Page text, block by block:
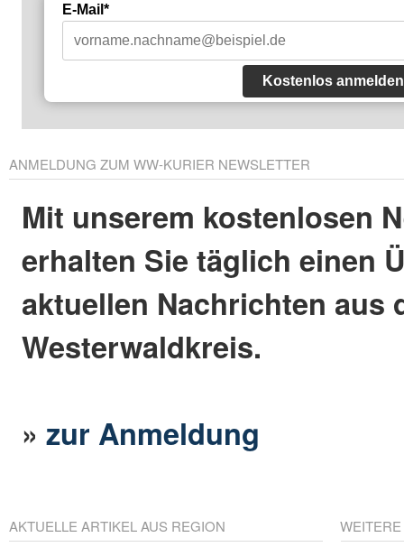
E-Mail*
Kostenlos anmelden
ANMELDUNG ZUM WW-KURIER NEWSLETTER
Mit unserem kostenlosen
erhalten Sie täglich einen
aktuellen Nachrichten aus
Westerwaldkreis.
»zur Anmeldung
AKTUELLE ARTIKEL AUS REGION